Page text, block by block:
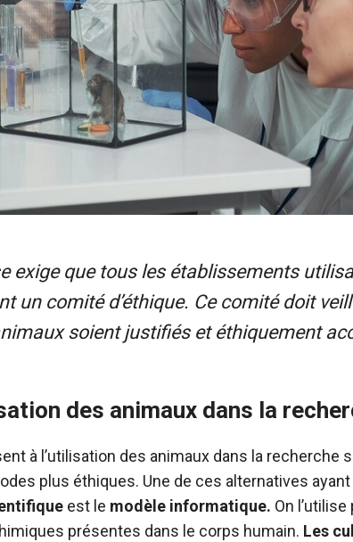
exige que tous les établissements
un comité d’éthique. Ce comité doit
soient justifiés et éthiquement
des animaux dans la
à l’utilisation des animaux dans la recherche
plus éthiques. Une de ces alternatives
est le modèle informatique. On
présentes dans le corps humain. Les